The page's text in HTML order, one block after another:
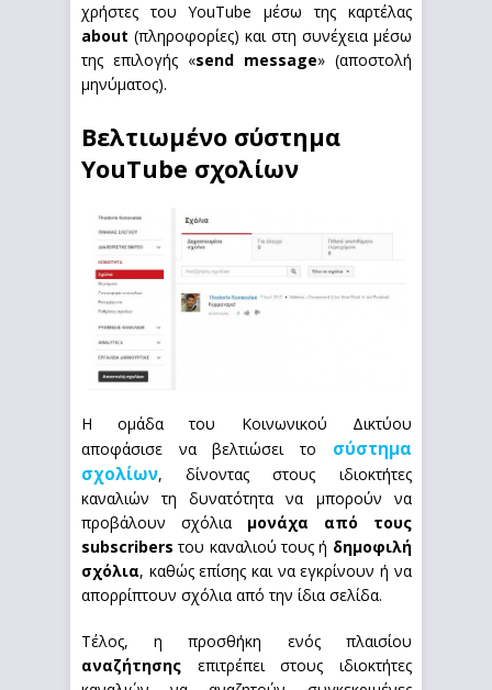
χρήστες του YouTube μέσω της καρτέλας
about (πληροφορίες) και στη συνέχεια μέσω
της επιλογής «send message» (αποστολή
μηνύματος).
Βελτιωμένο σύστημα
YouTube σχολίων
Η ομάδα του Κοινωνικού Δικτύου
αποφάσισε να βελτιώσει το σύστημα
σχολίων, δίνοντας στους ιδιοκτήτες
καναλιών τη δυνατότητα να μπορούν να
προβάλουν σχόλια μονάχα από τους
subscribers του καναλιού τους ή δημοφιλή
σχόλια, καθώς επίσης και να εγκρίνουν ή να
απορρίπτουν σχόλια από την ίδια σελίδα.
Τέλος, η προσθήκη ενός πλαισίου
αναζήτησης επιτρέπει στους ιδιοκτήτες